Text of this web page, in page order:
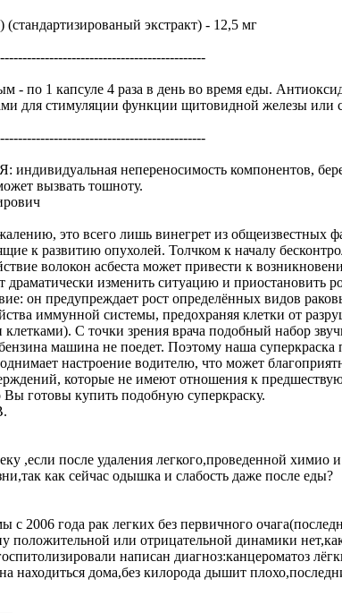
экстракт) - 12,5 мг
1 капсуле 4 раза в день во время еды.
для стимуляции функции щитовидной железы или
непереносимость компонентов,
вызвать тошноту.
это всего лишь винегрет из
к развитию опухолей. Толчком к началу
волокон асбеста может привести к
драматически изменить ситуацию и
он предупреждает рост определённых видов
иммунной системы, предохраняя клетки от
С точки зрения врача подобный набор
бензина машина не поедет. Поэтому наша
настроение водителю, что может
которые не имеют отношения к
готовы купить подобную суперкраску.
,если после удаления легкого,проведенной
как сейчас одышка и слабость даже после еды?
с 2006 года рак легких без первичного
положительной или отрицательной динамики
написан диагноз:канцероматоз
находиться дома,без килорода дышит